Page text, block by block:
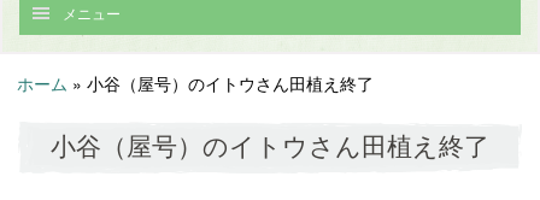
メニュー
ホーム » 小谷（屋号）のイトウさん田植え終了
小谷（屋号）のイトウさん田植え終了